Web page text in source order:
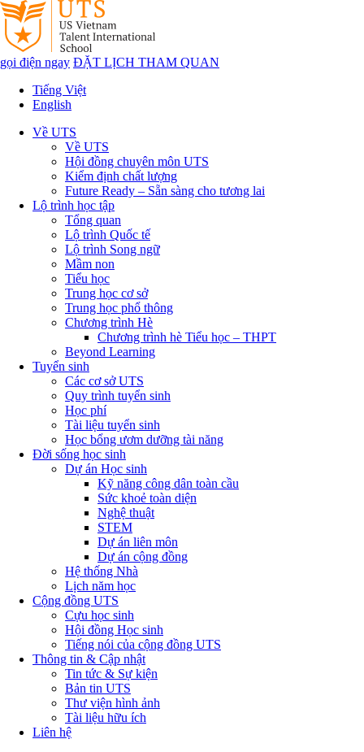
gọi điện ngay ĐẶT LỊCH THAM QUAN
Tiếng Việt
English
Về UTS
Về UTS
Hội đồng chuyên môn UTS
Kiểm định chất lượng
Future Ready – Sẵn sàng cho tương lai
Lộ trình học tập
Tổng quan
Lộ trình Quốc tế
Lộ trình Song ngữ
Mầm non
Tiểu học
Trung học cơ sở
Trung học phổ thông
Chương trình Hè
Chương trình hè Tiểu học – THPT
Beyond Learning
Tuyển sinh
Các cơ sở UTS
Quy trình tuyển sinh
Học phí
Tài liệu tuyển sinh
Học bổng ươm dưỡng tài năng
Đời sống học sinh
Dự án Học sinh
Kỹ năng công dân toàn cầu
Sức khoẻ toàn diện
Nghệ thuật
STEM
Dự án liên môn
Dự án cộng đồng
Hệ thống Nhà
Lịch năm học
Cộng đồng UTS
Cựu học sinh
Hội đồng Học sinh
Tiếng nói của cộng đồng UTS
Thông tin & Cập nhật
Tin tức & Sự kiện
Bản tin UTS
Thư viện hình ảnh
Tài liệu hữu ích
Liên hệ